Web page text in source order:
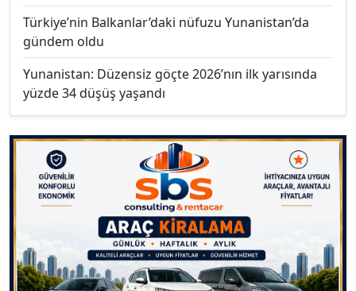
Türkiye’nin Balkanlar’daki nüfuzu Yunanistan’da
gündem oldu
Yunanistan: Düzensiz göçte 2026’nın ilk yarısında
yüzde 34 düşüş yaşandı